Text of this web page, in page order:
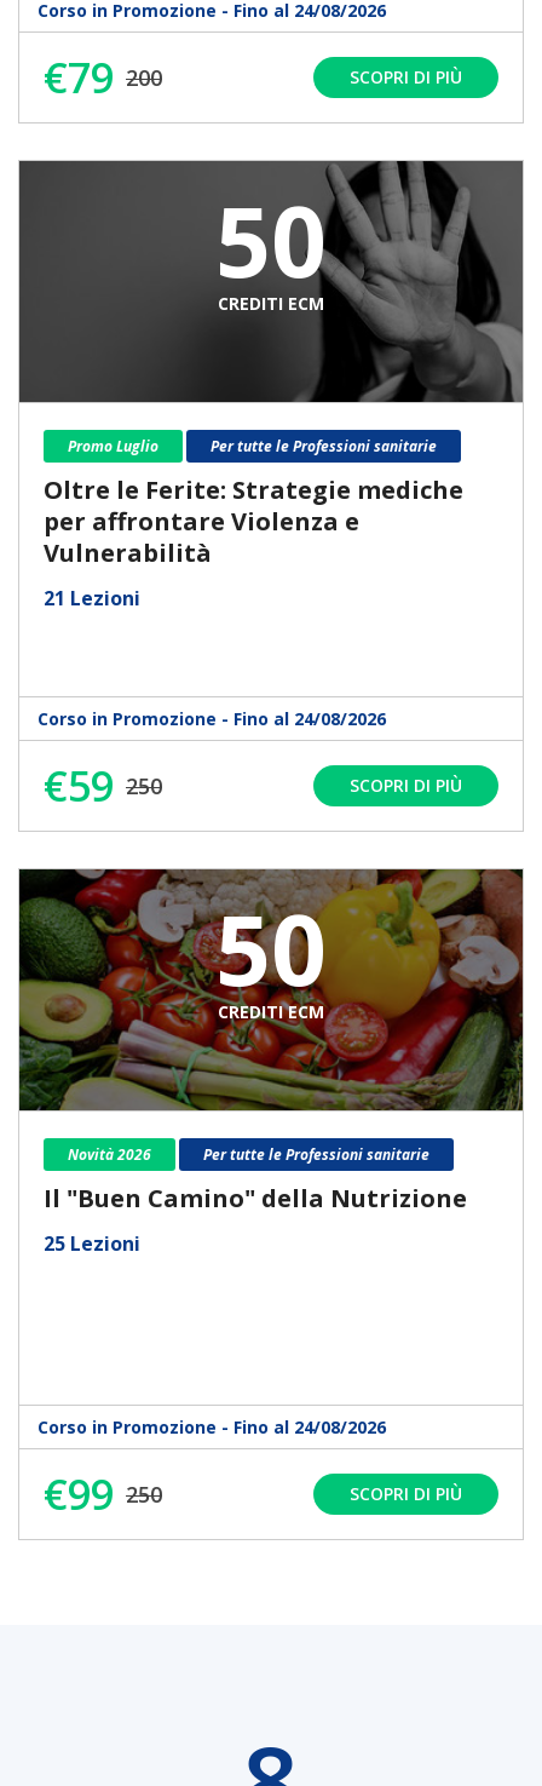
Corso in Promozione - Fino al 24/08/2026
€79 200 SCOPRI DI PIÙ
50
CREDITI ECM
Promo Luglio Per tutte le Professioni sanitarie
Oltre le Ferite: Strategie mediche
per affrontare Violenza e
Vulnerabilità
21 Lezioni
Corso in Promozione - Fino al 24/08/2026
€59 250 SCOPRI DI PIÙ
50
CREDITI ECM
Novità 2026 Per tutte le Professioni sanitarie
Il "Buen Camino" della Nutrizione
25 Lezioni
Corso in Promozione - Fino al 24/08/2026
€99 250 SCOPRI DI PIÙ